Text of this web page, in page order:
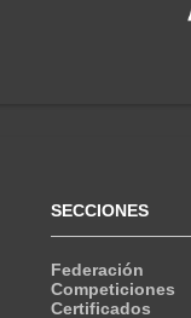
SECCIONES
Federación
Competiciones
Certificados